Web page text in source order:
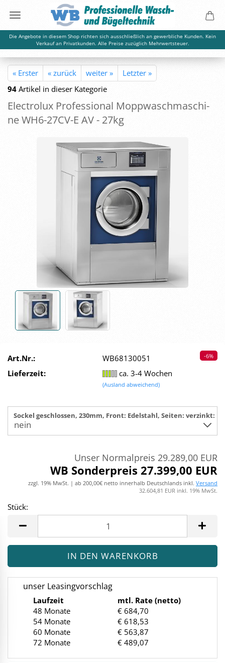
Die Angebote in diesem Shop richten sich ausschließlich an gewerbliche Kunden. Kein
Verkauf an Privatkunden. Alle Preise zuzüglich Mehrwertsteuer.
« Erster « zurück weiter »
Letzter »
94 Artikel in dieser Kategorie
Elec­tro­lux Pro­fes­sio­nal Mopp­wasch­ma­schi­
ne WH6-​27CV-E AV - 27kg
-6%
Art.Nr.:
WB68130051
Lieferzeit:
ca. 3-4 Wochen
(Ausland abweichend)
Sockel geschlossen, 230mm, Front: Edelstahl, Seiten: verzinkt:
Unser Normalpreis 29.289,00 EUR
WB Sonderpreis 27.399,00 EUR
zzgl. 19% MwSt. | ab 200,00€ netto innerhalb Deutschlands inkl. Versand
32.604,81 EUR inkl. 19% MwSt.
Stück:
unser Leasingvorschlag
Laufzeit
mtl. Rate (netto)
48 Monate
€ 684,70
54 Monate
€ 618,53
60 Monate
€ 563,87
72 Monate
€ 489,07